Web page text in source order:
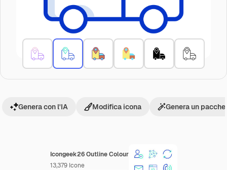
Icongeek26 Outline Colour
13,379 Icone
Genera con l'IA Modifica icona Genera un